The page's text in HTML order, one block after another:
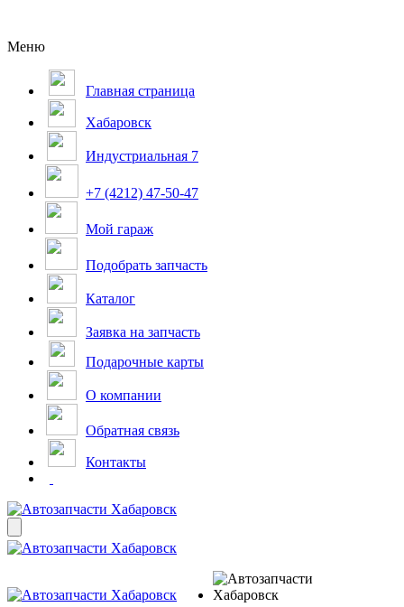
Меню
Главная страница
Хабаровск
Индустриальная 7
+7 (4212) 47-50-47
Мой гараж
Подобрать запчасть
Каталог
Заявка на запчасть
Подарочные карты
О компании
Обратная связь
Контакты